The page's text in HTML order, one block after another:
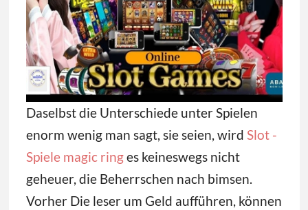
Daselbst die Unterschiede unter Spielen
enorm wenig man sagt, sie seien, wird Slot -
Spiele magic ringes keineswegs nicht
geheuer, die Beherrschen nach bimsen.
Vorher Die leser um Geld aufführen, können